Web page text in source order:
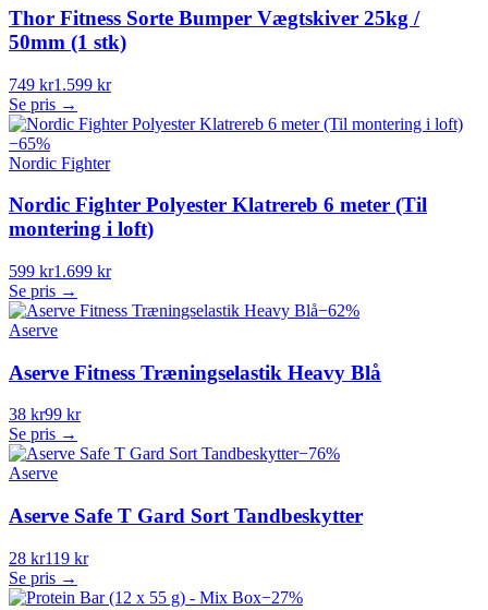
Thor Fitness Sorte Bumper Vægtskiver 25kg /
50mm (1 stk)
749 kr1.599 kr
Se pris →
−65%
Nordic Fighter
Nordic Fighter Polyester Klatrereb 6 meter (Til
montering i loft)
599 kr1.699 kr
Se pris →
−62%
Aserve
Aserve Fitness Træningselastik Heavy Blå
38 kr99 kr
Se pris →
−76%
Aserve
Aserve Safe T Gard Sort Tandbeskytter
28 kr119 kr
Se pris →
−27%